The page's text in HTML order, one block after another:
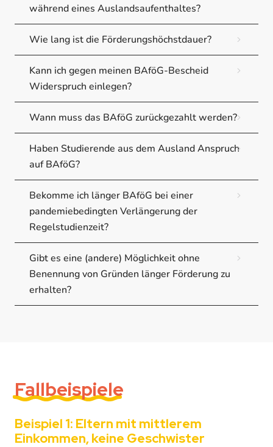
während eines Auslandsaufenthaltes?
Wie lang ist die Förderungshöchstdauer?
Kann ich gegen meinen BAföG-Bescheid
Widerspruch einlegen?
Wann muss das BAföG zurückgezahlt werden?
Haben Studierende aus dem Ausland Anspruch
auf BAföG?
Bekomme ich länger BAföG bei einer
pandemiebedingten Verlängerung der
Regelstudienzeit?
Gibt es eine (andere) Möglichkeit ohne
Benennung von Gründen länger Förderung zu
erhalten?
Fallbeispiele
Beispiel 1: Eltern mit mittlerem
Einkommen, keine Geschwister